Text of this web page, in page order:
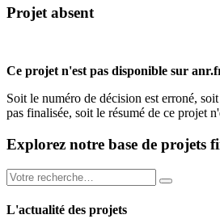
Projet absent
Ce projet n'est pas disponible sur
Soit le numéro de décision est erroné,
pas finalisée, soit le résumé de ce projet
Explorez notre base de projets
L'actualité des projets